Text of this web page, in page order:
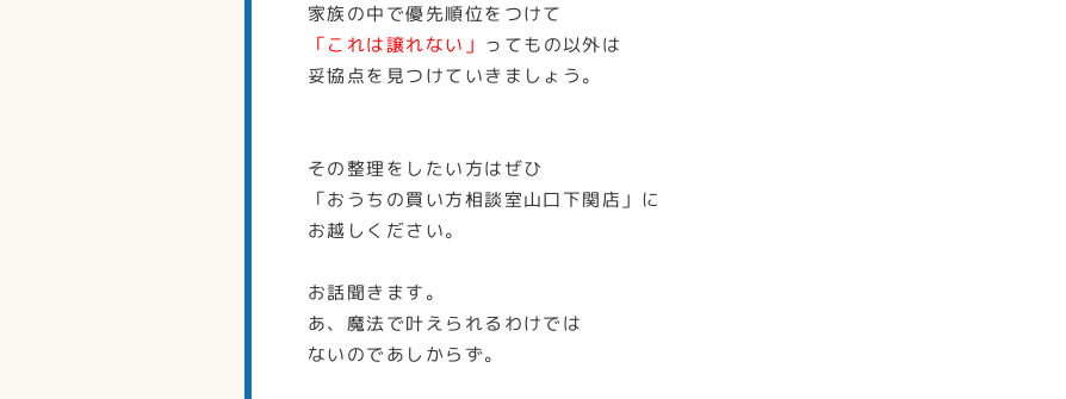
家族の中で優先順位をつけて
「これは譲れない」 ってもの以外は
妥協点を見つけていきましょう。
その整理をしたい方はぜひ
「おうちの買い方相談室山口下関店」に
お越しください。
お話聞きます。
あ、魔法で叶えられるわけでは
ないのであしからず。